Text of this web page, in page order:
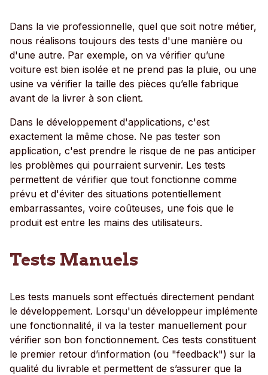
Dans la vie professionnelle, quel que soit notre métier,
nous réalisons toujours des tests d'une manière ou
d'une autre. Par exemple, on va vérifier qu’une
voiture est bien isolée et ne prend pas la pluie, ou une
usine va vérifier la taille des pièces qu’elle fabrique
avant de la livrer à son client.
Dans le développement d'applications, c'est
exactement la même chose. Ne pas tester son
application, c'est prendre le risque de ne pas anticiper
les problèmes qui pourraient survenir. Les tests
permettent de vérifier que tout fonctionne comme
prévu et d'éviter des situations potentiellement
embarrassantes, voire coûteuses, une fois que le
produit est entre les mains des utilisateurs.
Tests Manuels
Les tests manuels sont effectués directement pendant
le développement. Lorsqu'un développeur implémente
une fonctionnalité, il va la tester manuellement pour
vérifier son bon fonctionnement. Ces tests constituent
le premier retour d’information (ou "feedback") sur la
qualité du livrable et permettent de s’assurer que la